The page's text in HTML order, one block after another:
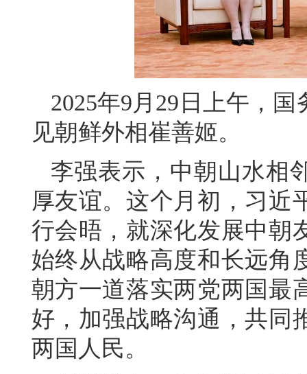
2025年9月29日上午，
见朝鲜外相崔善姬。
李强表示，中朝山水相
厚友谊。这个月初，习近
行会晤，就深化发展中朝
始终从战略高度和长远角
朝方一道落实两党两国最
好，加强战略沟通，共同
两国人民。